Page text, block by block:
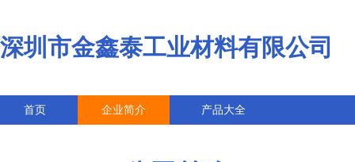
深圳市金鑫泰工业材料有限公司
首页 企业简介 产品大全